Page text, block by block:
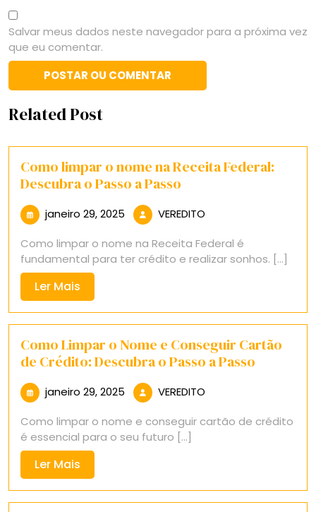
Salvar meus dados neste navegador para a próxima vez
que eu comentar.
Related Post
Como limpar o nome na Receita Federal:
Descubra o Passo a Passo
janeiro 29, 2025 janeiro
2025
VEREDITO
Como limpar o nome na Receita Federal é
fundamental para ter crédito e realizar sonhos. [...]
Ler Mais
Mais
Como Limpar o Nome e Conseguir Cartão
de Crédito: Descubra o Passo a Passo
janeiro 29, 2025 janeiro
2025
VEREDITO
Como limpar o nome e conseguir cartão de crédito
é essencial para o seu futuro [...]
Ler Mais
Mais